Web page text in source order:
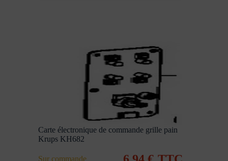
Carte électronique de commande grille pain
Krups KH682
Sur commande